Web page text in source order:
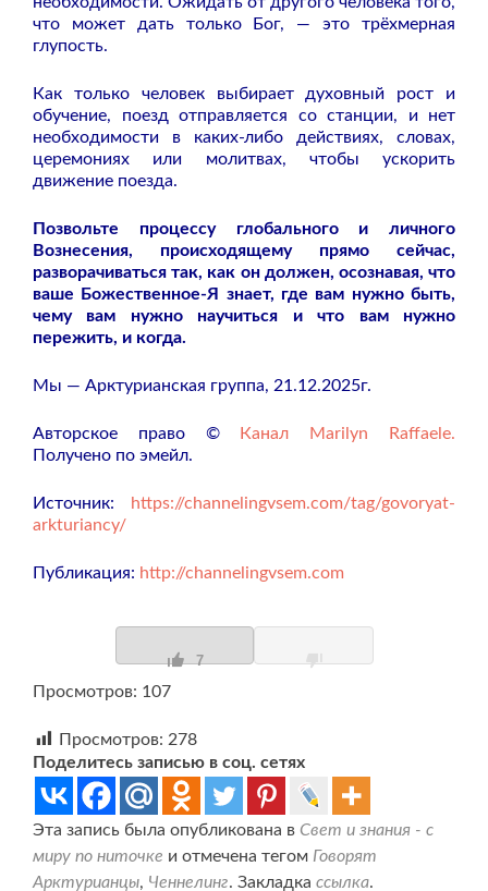
что может дать только Бог, — это трёхмерная
глупость.
Как только человек выбирает духовный рост и
обучение, поезд отправляется со станции, и нет
необходимости в каких-либо действиях, словах,
церемониях или молитвах, чтобы ускорить
движение поезда.
Позвольте процессу глобального и личного
Вознесения, происходящему прямо сейчас,
разворачиваться так, как он должен, осознавая, что
ваше Божественное-Я знает, где вам нужно быть,
чему вам нужно научиться и что вам нужно
пережить, и когда.
Мы — Арктурианская группа, 21.12.2025г.
Авторское право ©Канал Marilyn Raffaele.
Получено по эмейл.
Источник:
https://channelingvsem.com/tag/govoryat-
arkturiancy/
Публикация: http://channelingvsem.com
7
Просмотров: 107
Просмотров: 278
Поделитесь записью в соц. сетях
Эта запись была опубликована в Свет и знания - с
миру по ниточке и отмечена тегом Говорят
Арктурианцы, Ченнелинг. Закладка ссылка.